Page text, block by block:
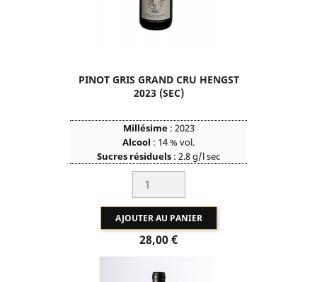
PINOT GRIS GRAND CRU HENGST
2023 (SEC)
Millésime: 2023
Alcool : 14 % vol.
Sucres résiduels : 2.8 g/l sec
Acidité Totale en Tart.
So2 Total
AJOUTER AU PANIER
Prix
28,00 €